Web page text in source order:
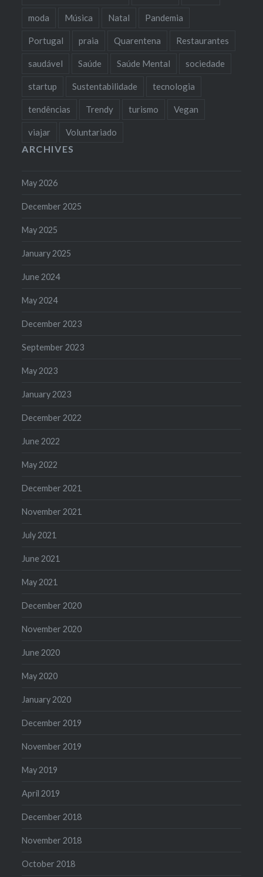
moda Música Natal Pandemia
Portugal praia Quarentena Restaurantes
saudável Saúde Saúde Mental sociedade
startup Sustentabilidade tecnologia
tendências Trendy turismo Vegan
viajar Voluntariado
ARCHIVES
May 2026
December 2025
May 2025
January 2025
June 2024
May 2024
December 2023
September 2023
May 2023
January 2023
December 2022
June 2022
May 2022
December 2021
November 2021
July 2021
June 2021
May 2021
December 2020
November 2020
June 2020
May 2020
January 2020
December 2019
November 2019
May 2019
April 2019
December 2018
November 2018
October 2018